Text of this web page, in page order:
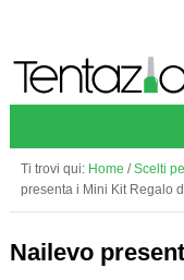
Ti trovi qui: Home / Scelti
presenta i Mini Kit Regalo
Nailevo